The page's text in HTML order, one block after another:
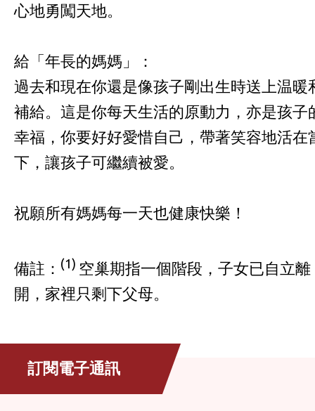
心地勇闖天地。
給「年長的媽媽」：
過去和現在你還是像孩子剛出生時送上温暖
補給。這是你每天生活的原動力，亦是孩子
幸福，你要好好愛惜自己，帶著笑容地活在
下，讓孩子可繼續被愛。
祝願所有媽媽每一天也健康快樂！
備註： (1) 空巢期指一個階段，子女已自立離
開，家裡只剩下父母。
訂閱電子通訊